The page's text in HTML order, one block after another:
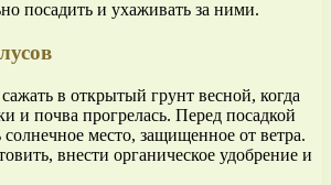
посадить и ухаживать за ними.
в открытый грунт весной, когда
и почва прогрелась. Перед посадкой
место, защищенное от ветра.
внести органическое удобрение и